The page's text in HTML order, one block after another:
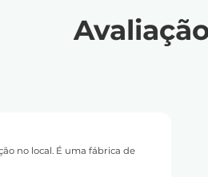
no local. É uma fábrica de